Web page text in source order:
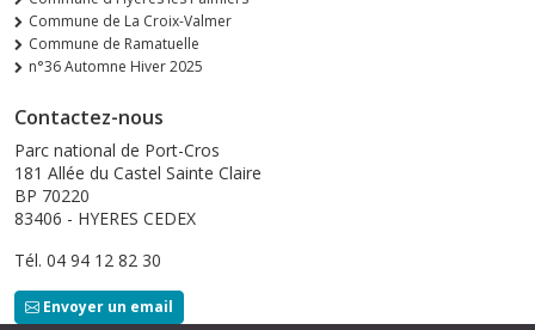
Commune de La Croix-Valmer
Commune de Ramatuelle
n°36 Automne Hiver 2025
Contactez-nous
Parc national de Port-Cros
181 Allée du Castel Sainte Claire
BP 70220
83406 - HYERES CEDEX
Tél. 04 94 12 82 30
Envoyer un email